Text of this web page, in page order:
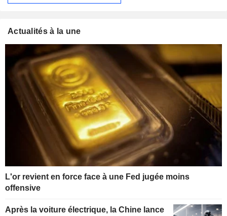
Actualités à la une
L'or revient en force face à une Fed jugée moins
offensive
Après la voiture électrique, la Chine lance